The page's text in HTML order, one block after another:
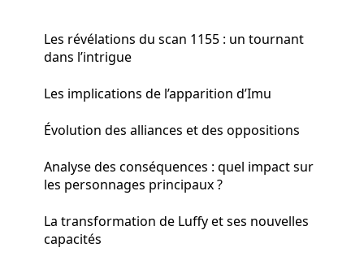
Les révélations du scan 1155 : un tournant
dans l’intrigue
Les implications de l’apparition d’Imu
Évolution des alliances et des oppositions
Analyse des conséquences : quel impact sur
les personnages principaux ?
La transformation de Luffy et ses nouvelles
capacités